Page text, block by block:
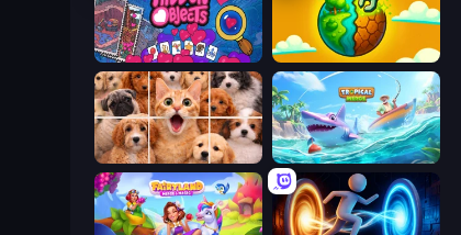
Hidden Objects Land Explorers: Merge & Build
Jigpic Solitaire Tropical Merge